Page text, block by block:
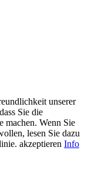
unserer
Sie die
machen. Wenn Sie
lesen Sie dazu
akzeptieren Info